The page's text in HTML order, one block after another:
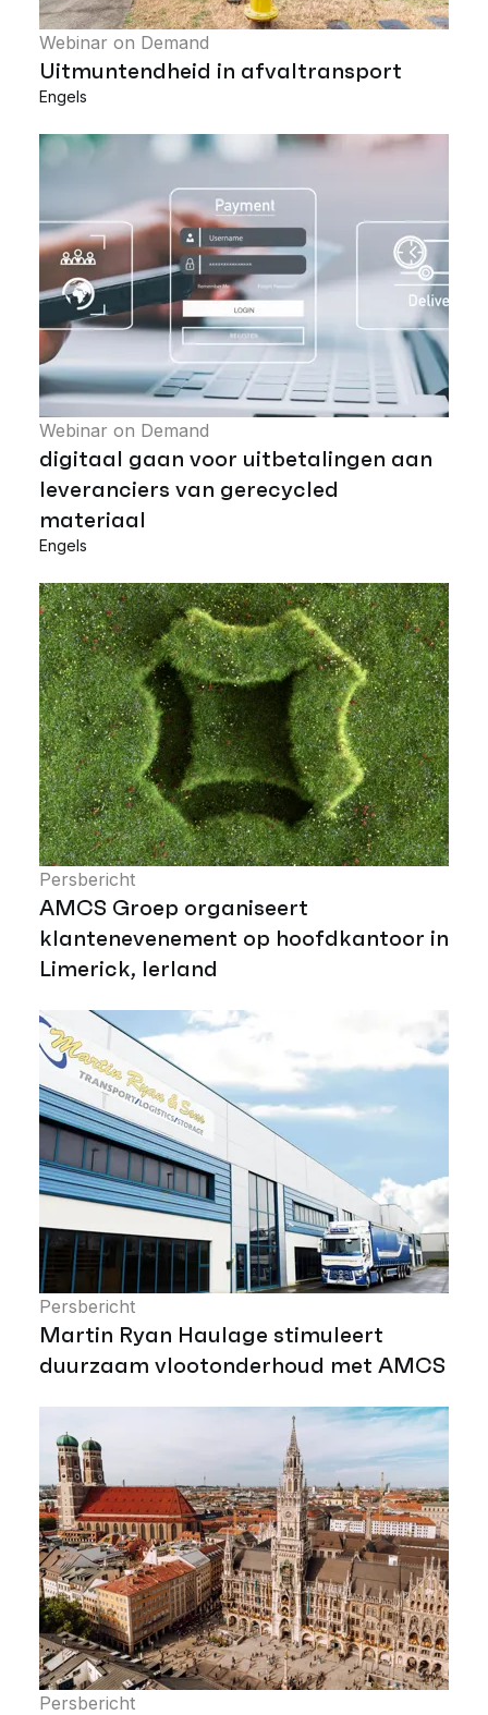
Webinar on Demand
Uitmuntendheid in afvaltransport
Engels
Webinar on Demand
digitaal gaan voor uitbetalingen aan
leveranciers van gerecycled
materiaal
Engels
Persbericht
AMCS Groep organiseert
klantenevenement op hoofdkantoor in
Limerick, Ierland
Persbericht
Martin Ryan Haulage stimuleert
duurzaam vlootonderhoud met AMCS
Persbericht